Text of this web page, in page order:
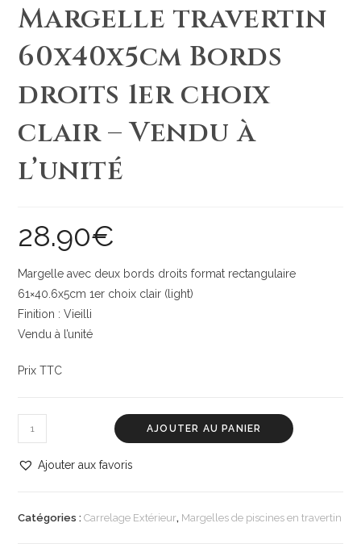
Margelle travertin
60x40x5cm Bords
droits 1er choix
clair – Vendu à
l’unité
28.90€
Margelle avec deux bords droits format rectangulaire
61×40.6x5cm 1er choix clair (light)
Finition : Vieilli
Vendu à l’unité
Prix TTC
AJOUTER AU PANIER
Ajouter aux favoris
Catégories :Carrelage Extérieur, Margelles de piscines en travertin